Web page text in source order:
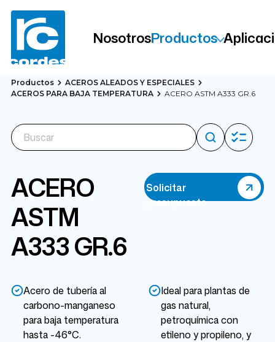
NosotrosProductos
Productos
ACEROS ALEADOS Y ESPECIALES
ACEROS PARA BAJA TEMPERATURA
ACERO ASTM A333 GR.6
ACERO
ASTM
A333 GR.6
Acero de tubería al
carbono-manganeso
para baja temperatura
hasta -46°C.
Ideal para plantas de
gas natural,
petroquímica con
etileno y propileno, y
Solicitar
presupuesto